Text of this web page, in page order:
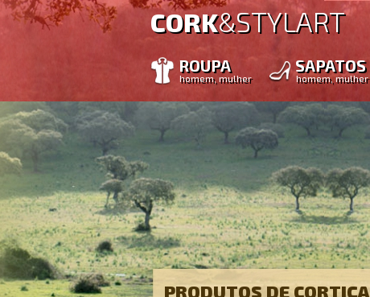
CORK&STYLART
ROUPA
homem, mulher
SAPATOS
homem, mulher
PRODUTOS DE CORTIÇA